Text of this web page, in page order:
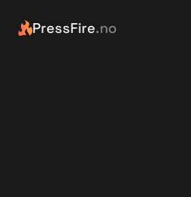
PressFire.no